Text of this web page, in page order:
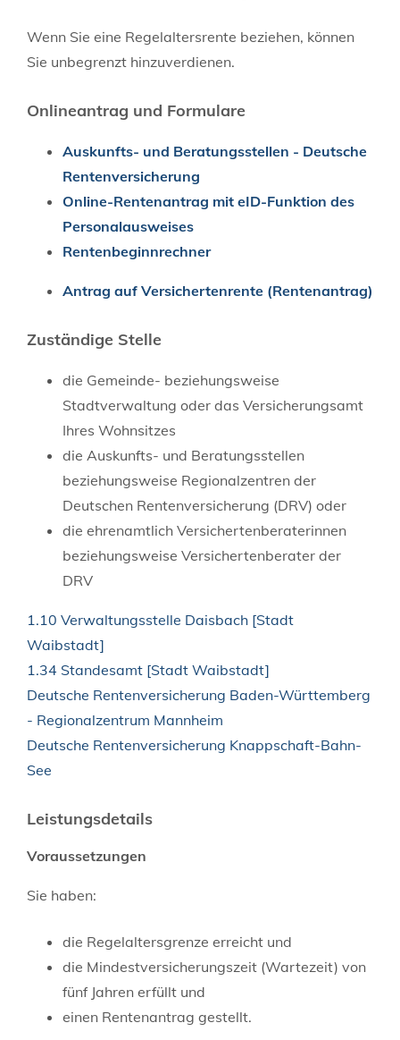
Wenn Sie eine Regelaltersrente beziehen, können
Sie unbegrenzt hinzuverdienen.
Onlineantrag und Formulare
Auskunfts- und Beratungsstellen - Deutsche
Rentenversicherung
Online-Rentenantrag mit eID-Funktion des
Personalausweises
Rentenbeginnrechner
Antrag auf Versichertenrente (Rentenantrag)
Zuständige Stelle
die Gemeinde- beziehungsweise
Stadtverwaltung oder das Versicherungsamt
Ihres Wohnsitzes
die Auskunfts- und Beratungsstellen
beziehungsweise Regionalzentren der
Deutschen Rentenversicherung (DRV) oder
die ehrenamtlich Versichertenberaterinnen
beziehungsweise Versichertenberater der
DRV
1.10 Verwaltungsstelle Daisbach [Stadt
Waibstadt]
1.34 Standesamt [Stadt Waibstadt]
Deutsche Rentenversicherung Baden-Württemberg
- Regionalzentrum Mannheim
Deutsche Rentenversicherung Knappschaft-Bahn-
See
Leistungsdetails
Voraussetzungen
Sie haben:
die Regelaltersgrenze erreicht und
die Mindestversicherungszeit (Wartezeit) von
fünf Jahren erfüllt und
einen Rentenantrag gestellt.